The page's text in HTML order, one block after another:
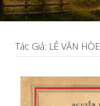
Tác Giả: LÊ VĂN HÒE